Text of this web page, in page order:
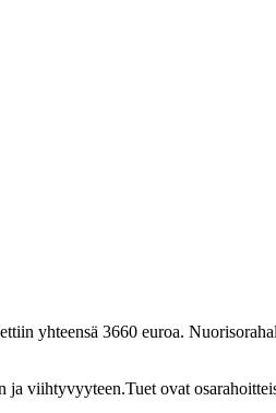
yhteensä 3660 euroa.
viihtyvyyteen.Tuet ovat